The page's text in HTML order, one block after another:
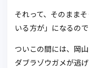
それって、そのまま
いる方が」になるの
ついこの間には、岡
ダブラゾウガメが逃